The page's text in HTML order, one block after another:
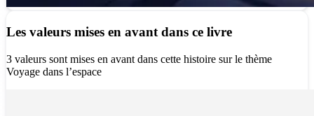
Les valeurs mises en avant dans ce livre
3 valeurs sont mises en avant dans cette histoire sur le thème
Voyage dans l’espace